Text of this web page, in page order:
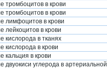
тромбоцитов в крови
тромбоцитов в крови
лимфоцитов в крови
лейкоцитов в крови
кислорода в тканях
кислорода в крови
кальция в крови
углерода в артериальной